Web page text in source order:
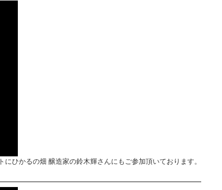
かるの畑 醸造家の鈴木輝さんにもご参加頂いております。